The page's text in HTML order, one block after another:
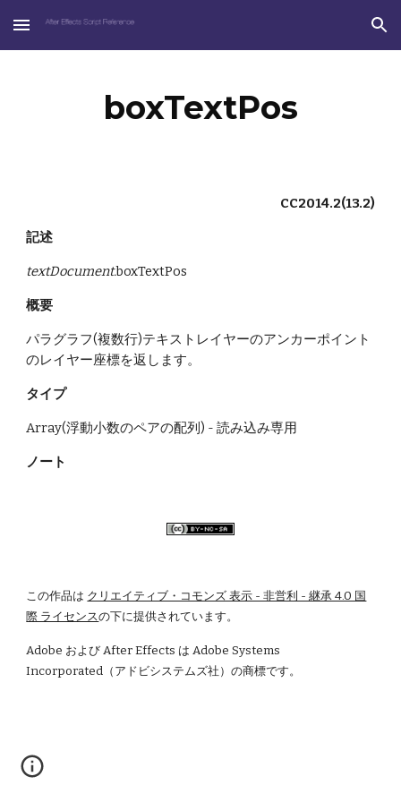
Skip to main content Skip to navigation
boxTextPos
CC2014.2(13.2)
記述
textDocument.boxTextPos
概要
パラグラフ(複数行)テキストレイヤーのアンカーポイント
のレイヤー座標を返します。
タイプ
Array(浮動小数のペアの配列) - 読み込み専用
ノート
この作品は クリエイティブ・コモンズ 表示 - 非営利 - 継承 4.0 国
際 ライセンスの下に提供されています。
Adobe および After Effects は Adobe Systems
Incorporated（アドビシステムズ社）の商標です。